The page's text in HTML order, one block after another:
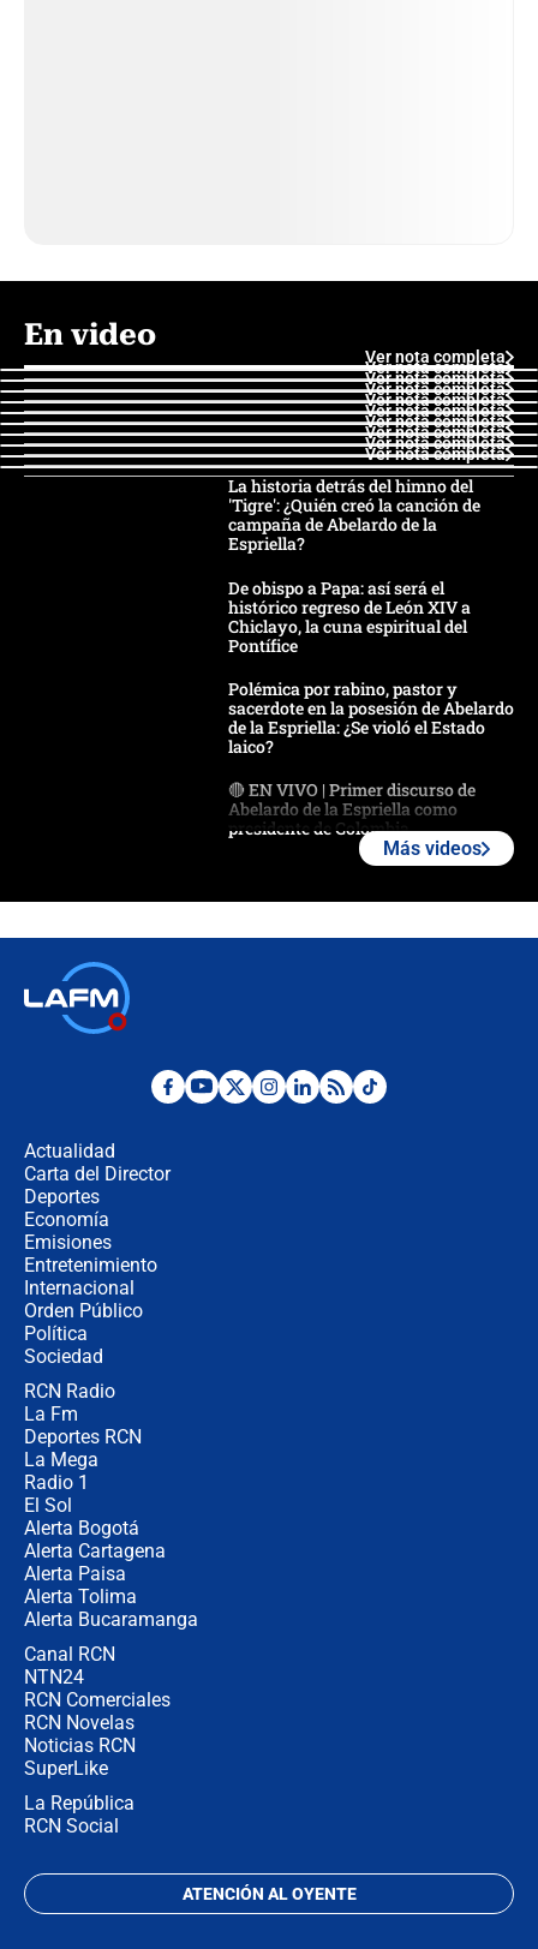
En video
Ver nota completa
Ver nota completa
Ver nota completa
Ver nota completa
Ver nota completa
Ver nota completa
Ver nota completa
Ver nota completa
Ver nota completa
Ver nota completa
La historia detrás del himno del
'Tigre': ¿Quién creó la canción de
campaña de Abelardo de la
Espriella?
De obispo a Papa: así será el
histórico regreso de León XIV a
Chiclayo, la cuna espiritual del
Pontífice
Polémica por rabino, pastor y
sacerdote en la posesión de Abelardo
de la Espriella: ¿Se violó el Estado
laico?
🔴 EN VIVO | Primer discurso de
Abelardo de la Espriella como
presidente de Colombia
Desde dermatitis hasta infecciones:
Más videos
Actualidad
Carta del Director
Deportes
Economía
Emisiones
Entretenimiento
Internacional
Orden Público
Política
Sociedad
RCN Radio
La Fm
Deportes RCN
La Mega
Radio 1
El Sol
Alerta Bogotá
Alerta Cartagena
Alerta Paisa
Alerta Tolima
Alerta Bucaramanga
Canal RCN
NTN24
RCN Comerciales
RCN Novelas
Noticias RCN
SuperLike
La República
RCN Social
ATENCIÓN AL OYENTE